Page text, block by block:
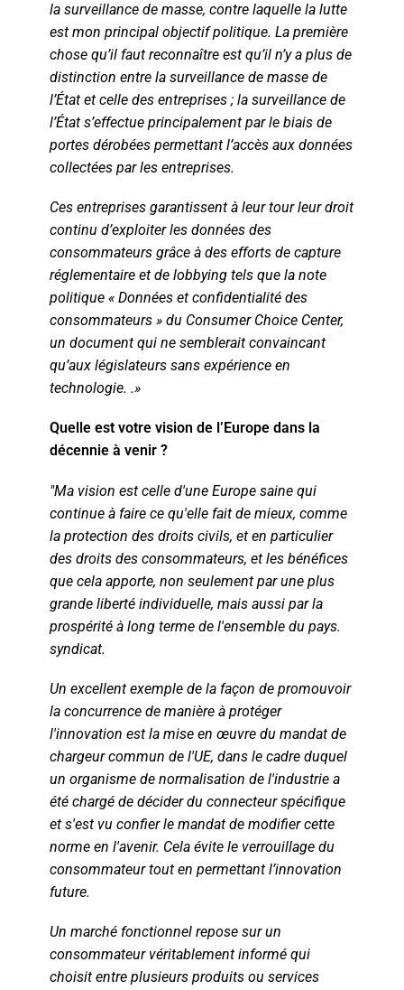
la surveillance de masse, contre laquelle la lutte
est mon principal objectif politique. La première
chose qu’il faut reconnaître est qu’il n’y a plus de
distinction entre la surveillance de masse de
l’État et celle des entreprises ; la surveillance de
l’État s’effectue principalement par le biais de
portes dérobées permettant l’accès aux données
collectées par les entreprises.
Ces entreprises garantissent à leur tour leur droit
continu d’exploiter les données des
consommateurs grâce à des efforts de capture
réglementaire et de lobbying tels que la note
politique « Données et confidentialité des
consommateurs » du Consumer Choice Center,
un document qui ne semblerait convaincant
qu’aux législateurs sans expérience en
technologie. .»
Quelle est votre vision de l’Europe dans la
décennie à venir ?
"Ma vision est celle d'une Europe saine qui
continue à faire ce qu'elle fait de mieux, comme
la protection des droits civils, et en particulier
des droits des consommateurs, et les bénéfices
que cela apporte, non seulement par une plus
grande liberté individuelle, mais aussi par la
prospérité à long terme de l'ensemble du pays.
syndicat.
Un excellent exemple de la façon de promouvoir
la concurrence de manière à protéger
l'innovation est la mise en œuvre du mandat de
chargeur commun de l'UE, dans le cadre duquel
un organisme de normalisation de l'industrie a
été chargé de décider du connecteur spécifique
et s'est vu confier le mandat de modifier cette
norme en l'avenir. Cela évite le verrouillage du
consommateur tout en permettant l’innovation
future.
Un marché fonctionnel repose sur un
consommateur véritablement informé qui
choisit entre plusieurs produits ou services